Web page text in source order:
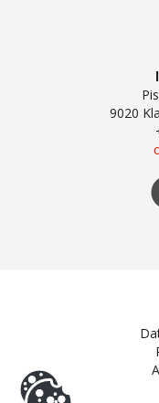
9020